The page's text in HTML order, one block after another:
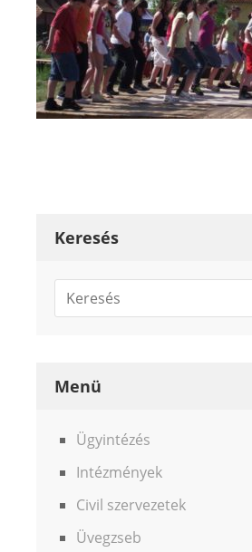
Keresés
Menü
Ügyintézés
Intézmények
Civil szervezetek
Üvegzseb